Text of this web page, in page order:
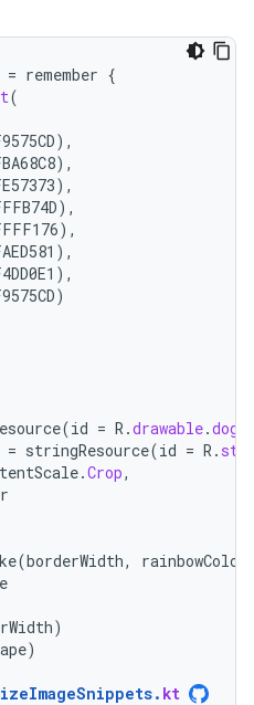
= remember {
(
),
),
),
),
),
),
),
)
(id = R .drawable.dog
= stringResource(id = R .
.Crop,
(borderWidth,
)
)
. kt